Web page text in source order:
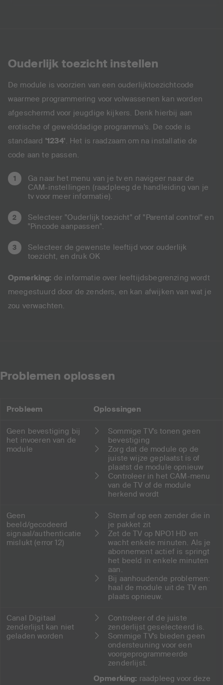
Ouderlijk toezicht instellen
De module is voorzien van een ouderlijktoezichtcode
waarmee programmering voor volwassenen kan worden
afgeschermd voor jeugdige kijkers. Denk hierbij aan
erotische of gewelddadige programma's. De code is
standaard '1234'. Het is raadzaam om na installatie de
code aan te passen.
Ga naar het menu van je tv en navigeer naar de
CAM-instellingen (raadpleeg de handleiding van je
tv voor meer informatie).
Selecteer "Ouderlijk toezicht" of "Parental control" en
"Pincode aanpassen".
Selecteer de gewenste leeftijd voor ouderlijk
toezicht, en druk OK
Opmerking: de informatie over leeftijdsbegrenzing wordt
meegestuurd door de zenders, en kan afwijken van wat je
zou verwachten.
Problemen oplossen
Probleem Oplossingen
Geen bevestiging bij
het invoeren van de
module
Sommige TV's tonen geen
bevestiging
Zorg dat de module op de
juiste wijze geplaatst is of
plaatst de module opnieuw
Controleer in het CAM-menu
van de TV of de module
herkend wordt
Geen
beeld/gecodeerd
signaal/authenticatie
mislukt (error 12)
Stem af op een zender die in
je pakket zit
Zet de TV op NPO1 HD en
wacht enkele minuten. Als je
abonnement actief is springt
het beeld in enkele minuten
aan.
Bij aanhoudende problemen:
haal de module uit de TV en
plaats opnieuw.
Canal Digitaal
zenderlijst kan niet
geladen worden
Controleer of de juiste
zenderlijst geselecteerd is.
Sommige TV's bieden geen
ondersteuning voor een
voorgeprogrammeerde
zenderlijst.
Opmerking: raadpleeg voor deze